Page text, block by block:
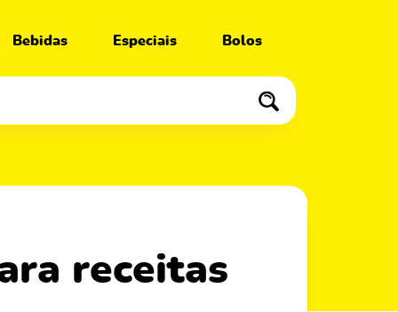
Bebidas Especiais Bolos